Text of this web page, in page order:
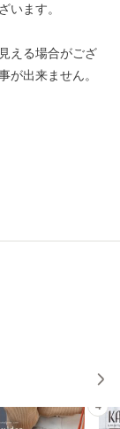
います。
える場合がござ
が出来ません。
4